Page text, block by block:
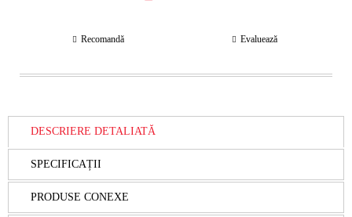
Recomandă Evaluează
DESCRIERE DETALIATĂ
SPECIFICAȚII
PRODUSE CONEXE